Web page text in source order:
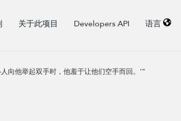
关于此项目 Developers API 语言
向他举起双手时，他羞于让他们空手而回。’”